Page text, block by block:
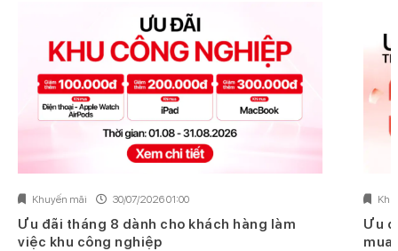
Khuyến mãi 30/07/2026 01:00
Ưu đãi tháng 8 dành cho khách hàng làm
việc khu công nghiệp
Ưu
mua